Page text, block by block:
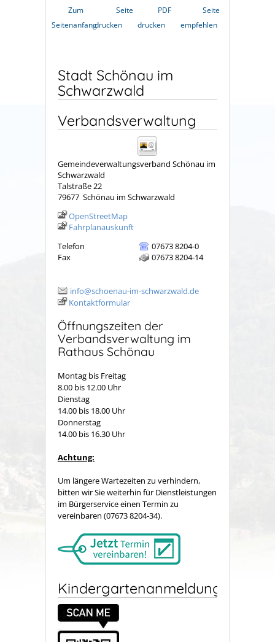
Zum
Seitenanfang
Seite
drucken
PDF
drucken
Seite
empfehlen
Stadt Schönau im
Schwarzwald
Verbandsverwaltung
Gemeindeverwaltungsverband Schönau im
Schwarzwald
Talstraße 22
79677 Schönau im Schwarzwald
OpenStreetMap
Fahrplanauskunft
Telefon
07673 8204-0
Fax
07673 8204-14
info@schoenau-im-schwarzwald.de
Kontaktformular
Öffnungszeiten der
Verbandsverwaltung im
Rathaus Schönau
Montag bis Freitag
8.00 bis 12.00 Uhr
Dienstag
14.00 bis 18.00 Uhr
Donnerstag
14.00 bis 16.30 Uhr
Achtung:
Um längere Wartezeiten zu verhindern,
bitten wir Sie weiterhin für Dienstleistungen
im Bürgerservice einen Termin zu
vereinbaren (07673 8204-34).
Kindergartenanmeldung